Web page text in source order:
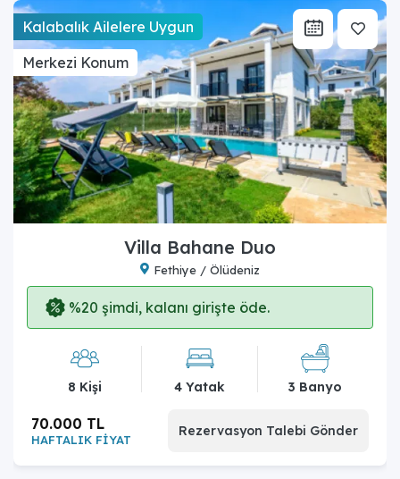
Kalabalık Ailelere Uygun
Merkezi Konum
Villa Bahane Duo
Fethiye / Ölüdeniz
%20 şimdi, kalanı girişte öde.
8 Kişi 4 Yatak 3 Banyo
HAFTALIK FİYAT
70.000 TL Rezervasyon Talebi Gönder